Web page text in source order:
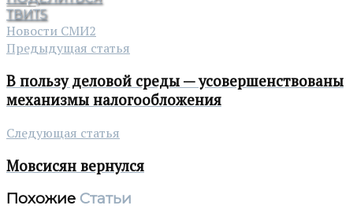
ТВИТ5
Новости СМИ2
Предыдущая статья
В пользу деловой среды — усовершенствованы
механизмы налогообложения
Следующая статья
Мовсисян вернулся
Похожие Статьи